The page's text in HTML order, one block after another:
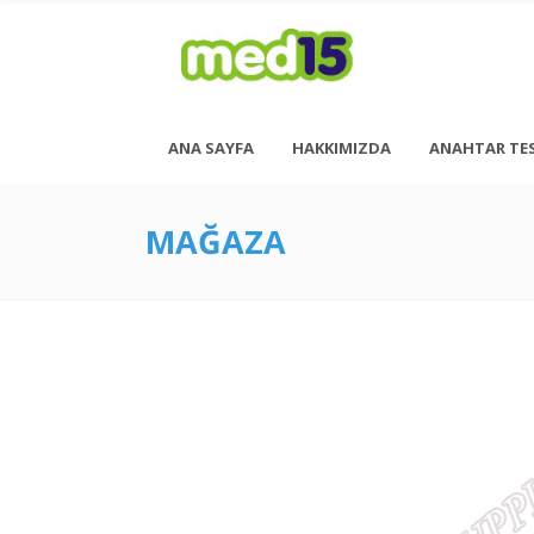
Pazartesi - Cuma 08:00 - 18:00
<h6 style= “font-size: 13px; font-weight: 600;
ANA SAYFA HAKKIMIZDA ANAHTAR
MAĞAZA